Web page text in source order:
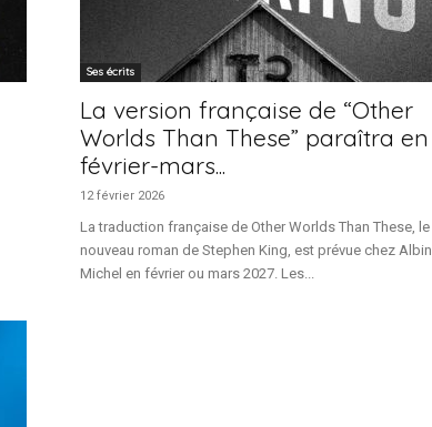
Ses écrits
La version française de “Other
Worlds Than These” paraîtra en
février-mars...
12 février 2026
La traduction française de Other Worlds Than These, le
nouveau roman de Stephen King, est prévue chez Albin
Michel en février ou mars 2027. Les...